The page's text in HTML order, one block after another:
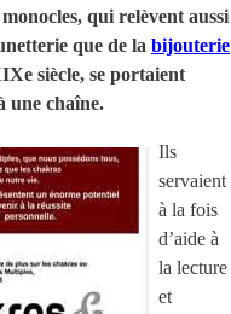
qui relèvent aussi
que de la bijouterie
siècle, se portaient
une chaîne.
Ils
servaient
à la fois
d’aide à
la lecture
et